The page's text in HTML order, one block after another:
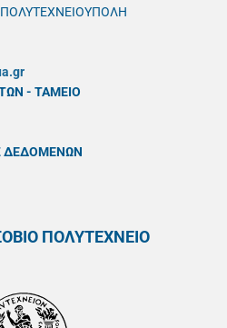
- ΤΑΜΕΙΟ
ΔΕΔΟΜΕΝΩΝ
ΠΟΛΥΤΕΧΝΕΙΟ